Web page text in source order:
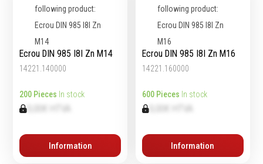
Ecrou DIN 985 I8I Zn M14
14221.140000
200 Pieces In stock
0,00€ HTVA
Information
Ecrou DIN 985 I8I Zn M16
14221.160000
600 Pieces In stock
Information